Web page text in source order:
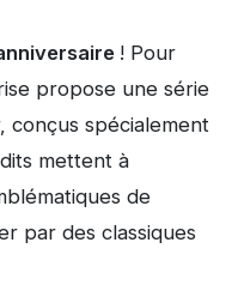
! Pour
propose une série
conçus spécialement
mettent à
de
par des classiques